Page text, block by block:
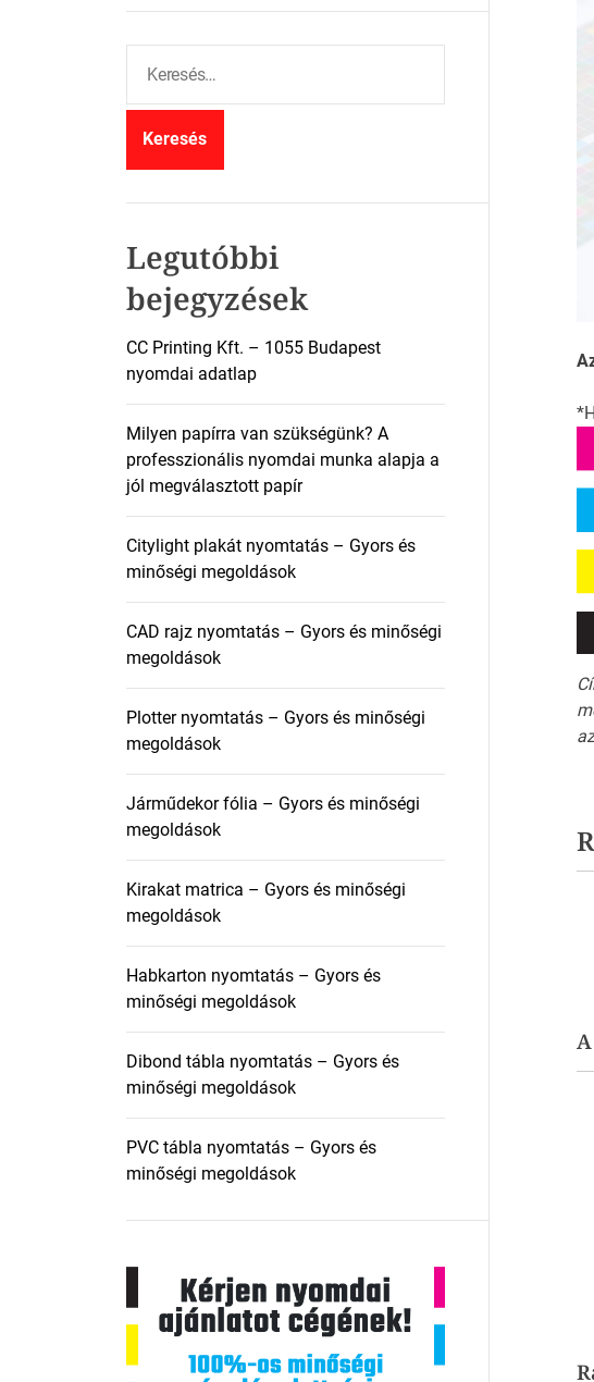
r
Legutóbbi
bejegyzések
CC Printing Kft. – 1055 Budapest
nyomdai adatlap
Milyen papírra van szükségünk? A
professzionális nyomdai munka alapja a
jól megválasztott papír
Citylight plakát nyomtatás – Gyors és
minőségi megoldások
CAD rajz nyomtatás – Gyors és minőségi
megoldások
Plotter nyomtatás – Gyors és minőségi
megoldások
Járműdekor fólia – Gyors és minőségi
megoldások
Kirakat matrica – Gyors és minőségi
megoldások
Habkarton nyomtatás – Gyors és
minőségi megoldások
Dibond tábla nyomtatás – Gyors és
minőségi megoldások
PVC tábla nyomtatás – Gyors és
minőségi megoldások